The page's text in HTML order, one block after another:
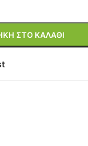
ΣΤΟ ΚΑΛΆΘΙ